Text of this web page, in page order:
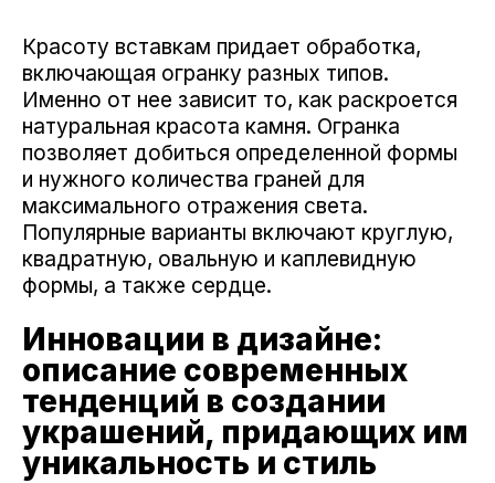
Красоту вставкам придает обработка,
включающая огранку разных типов.
Именно от нее зависит то, как раскроется
натуральная красота камня. Огранка
позволяет добиться определенной формы
и нужного количества граней для
максимального отражения света.
Популярные варианты включают круглую,
квадратную, овальную и каплевидную
формы, а также сердце.
Инновации в дизайне:
описание современных
тенденций в создании
украшений, придающих им
уникальность и стиль